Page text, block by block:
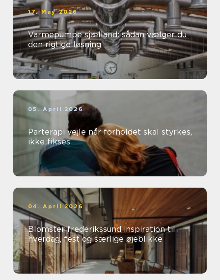
17. May 2026
Varmepumpe sjælland: sådan vælger du
den rigtige løsning
05. April 2026
Parterapi vejle når forholdet skal styrkes,
ikke fikses
04. April 2026
Blomster frederikssund inspiration til
hverdag, fest og særlige øjeblikke